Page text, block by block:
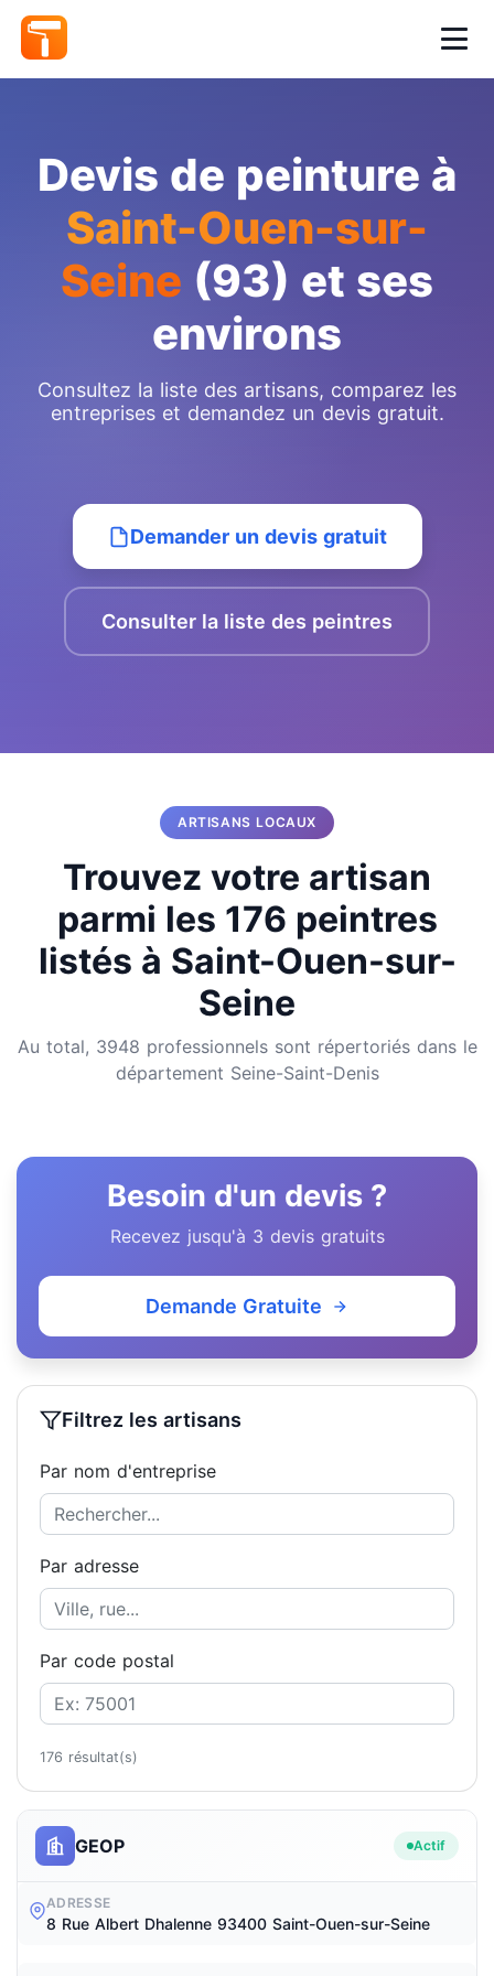
Devis de peinture à
Saint-Ouen-sur-
Seine (93) et ses
environs
Consultez la liste des artisans, comparez les
entreprises et demandez un devis gratuit.
Demander un devis gratuit
Consulter la liste des peintres
ARTISANS LOCAUX
Trouvez votre artisan
parmi les 176 peintres
listés à Saint-Ouen-sur-
Seine
Au total, 3948 professionnels sont répertoriés dans le
département Seine-Saint-Denis
GEOP Actif
ADRESSE
8 Rue Albert Dhalenne 93400 Saint-Ouen-sur-Seine
Besoin d'un devis ?
Recevez jusqu'à 3 devis gratuits
Demande Gratuite
Filtrez les artisans
Par nom d'entreprise
Par adresse
Par code postal
176 résultat(s)